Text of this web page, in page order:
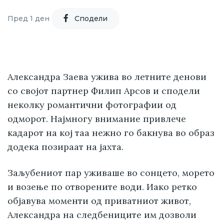
Пред 1 ден Cподели
Александра Заева ужива во летните денови
со својот партнер Филип Арсов и сподели
неколку романтични фотографии од
одморот. Најмногу внимание привлече
кадарот на кој таа нежно го бакнува во образ
додека позираат на јахта.
Заљубениот пар уживаше во сонцето, морето
и возење по отворените води. Иако ретко
објавува моменти од приватниот живот,
Александра на следбениците им дозволи